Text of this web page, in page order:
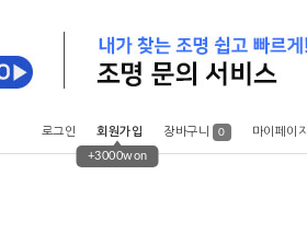
로그인 회원가입
+3000won
장바구니 0 마이페이지